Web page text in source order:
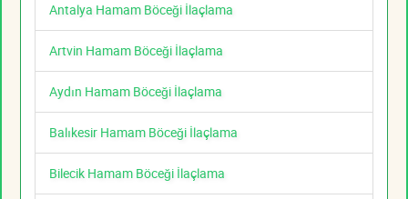
Antalya Hamam Böceği İlaçlama
Artvin Hamam Böceği İlaçlama
Aydın Hamam Böceği İlaçlama
Balıkesir Hamam Böceği İlaçlama
Bilecik Hamam Böceği İlaçlama